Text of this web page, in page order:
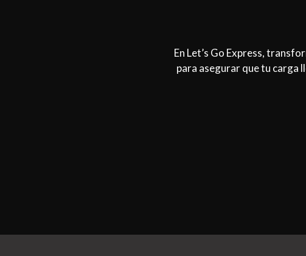
En Let’s Go Express,
para asegurar que tu carga